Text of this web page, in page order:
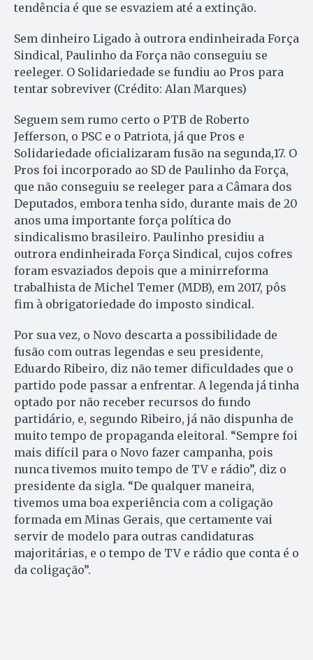
tendência é que se esvaziem até a extinção.
Sem dinheiro Ligado à outrora endinheirada Força
Sindical, Paulinho da Força não conseguiu se
reeleger. O Solidariedade se fundiu ao Pros para
tentar sobreviver (Crédito: Alan Marques)
Seguem sem rumo certo o PTB de Roberto
Jefferson, o PSC e o Patriota, já que Pros e
Solidariedade oficializaram fusão na segunda,17. O
Pros foi incorporado ao SD de Paulinho da Força,
que não conseguiu se reeleger para a Câmara dos
Deputados, embora tenha sido, durante mais de 20
anos uma importante força política do
sindicalismo brasileiro. Paulinho presidiu a
outrora endinheirada Força Sindical, cujos cofres
foram esvaziados depois que a minirreforma
trabalhista de Michel Temer (MDB), em 2017, pôs
fim à obrigatoriedade do imposto sindical.
Por sua vez, o Novo descarta a possibilidade de
fusão com outras legendas e seu presidente,
Eduardo Ribeiro, diz não temer dificuldades que o
partido pode passar a enfrentar. A legenda já tinha
optado por não receber recursos do fundo
partidário, e, segundo Ribeiro, já não dispunha de
muito tempo de propaganda eleitoral. “Sempre foi
mais difícil para o Novo fazer campanha, pois
nunca tivemos muito tempo de TV e rádio”, diz o
presidente da sigla. “De qualquer maneira,
tivemos uma boa experiência com a coligação
formada em Minas Gerais, que certamente vai
servir de modelo para outras candidaturas
majoritárias, e o tempo de TV e rádio que conta é o
da coligação”.